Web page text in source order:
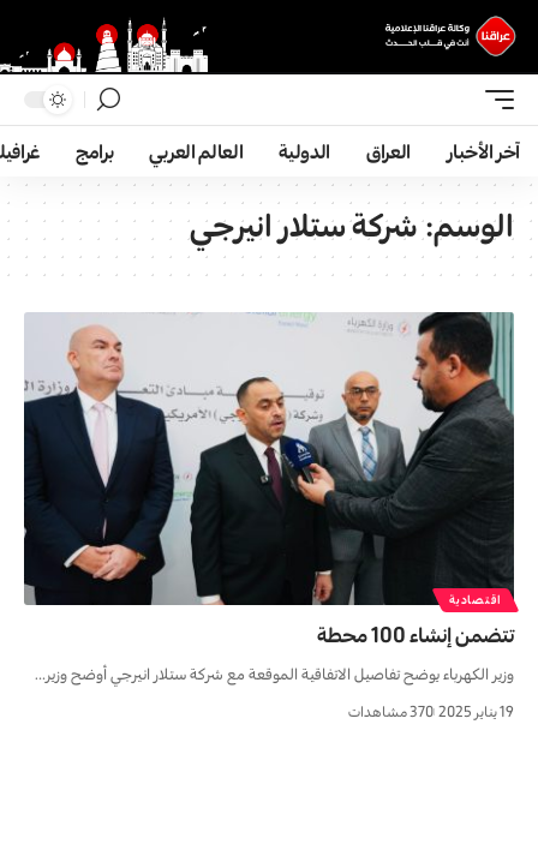
آخر الأخبار العراق الدولية العالم العربي برامج
الوسم:شركة ستلار انيرجي
اقتصادية
تتضمن إنشاء 100 محطة
وزير الكهرباء يوضح تفاصيل الاتفاقية الموقعة مع شركة ستلار انيرجي أوضح وزير…
19 يناير 2025 370 مشاهدات